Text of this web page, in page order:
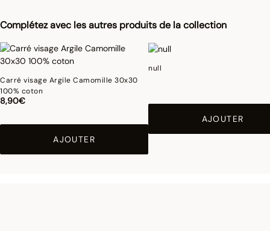
Complétez avec les autres produits de la collection
Carré visage Argile Camomille 30x30
100% coton
8,90€
AJOUTER
null
AJOUTER
Photographies :
les photographies sont les plus fidèles possibles mais ne peuvent
concerne les couleurs.